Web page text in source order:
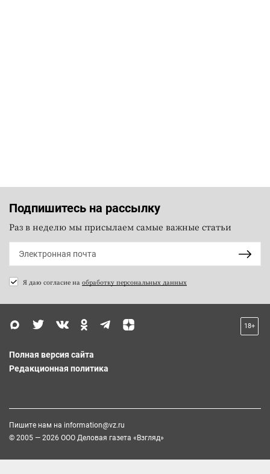
Подпишитесь на рассылку
Раз в неделю мы присылаем самые важные статьи
Я даю согласие на обработку персональных данных
18+
Полная версия сайта
Редакционная политика
Пишите нам на information@vz.ru
© 2005 — 2026 ООО Деловая газета «Взгляд»